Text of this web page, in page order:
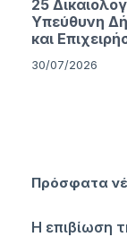
25
Υπεύθυνη
και
30/07/2026
Πρόσφατα
Η επιβίωση